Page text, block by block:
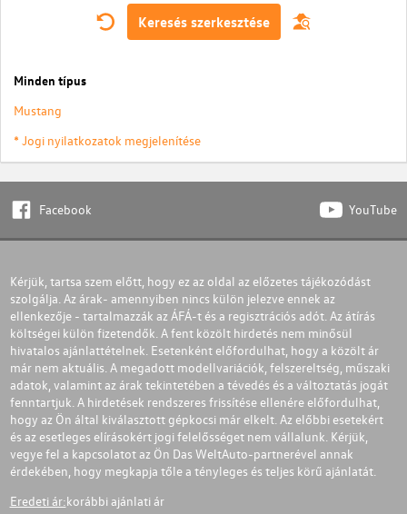
Keresés szerkesztése
Minden típus
Mustang
* Jogi nyilatkozatok megjelenítése
Facebook YouTube
Kérjük, tartsa szem előtt, hogy ez az oldal az előzetes tájékozódást
szolgálja. Az árak- amennyiben nincs külön jelezve ennek az
ellenkezője - tartalmazzák az ÁFÁ-t és a regisztrációs adót. Az átírás
költségei külön fizetendők. A fent közölt hirdetés nem minősül
hivatalos ajánlattételnek. Esetenként előfordulhat, hogy a közölt ár
már nem aktuális. A megadott modellvariációk, felszereltség, műszaki
adatok, valamint az árak tekintetében a tévedés és a változtatás jogát
fenntartjuk. A hirdetések rendszeres frissítése ellenére előfordulhat,
hogy az Ön által kiválasztott gépkocsi már elkelt. Az előbbi esetekért
és az esetleges elírásokért jogi felelősséget nem vállalunk. Kérjük,
vegye fel a kapcsolatot az Ön Das WeltAuto-partnerével annak
érdekében, hogy megkapja tőle a tényleges és teljes körű ajánlatát.
Eredeti ár:korábbi ajánlati ár